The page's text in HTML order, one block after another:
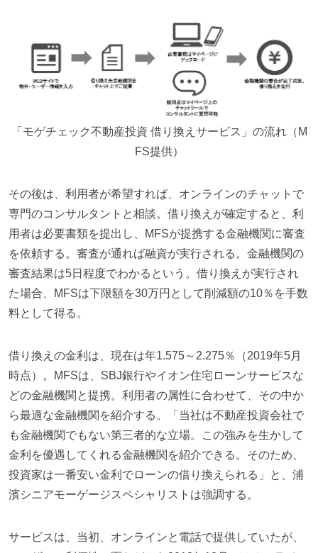
「モゲチェック不動産投資 借り換えサービス」の流れ（M
FS提供）
その後は、利用者が希望すれば、オンラインのチャットで
専門のコンサルタントと相談。借り換えが確定すると、利
用者は必要書類を提出し、MFSが提携する金融機関に審査
を依頼する。審査が通れば融資が実行される。金融機関の
審査結果は5日程度でわかるという。借り換えが実行され
た場合、MFSは下限額を30万円として削減額の10％を手数
料として得る。
借り換えの金利は、現在は年1.575～2.275％（2019年5月
時点）。MFSは、SBJ銀行やイオン住宅ローンサービスな
どの金融機関と提携。利用者の属性に合わせて、その中か
ら最適な金融機関を紹介する。「当社は不動産投資会社で
も金融機関でもない第三者的な立場。この強みを生かして
金利を優遇してくれる金融機関を紹介できる。そのため、
投資家は一番安い金利でローンの借り換えられる」と、浦
濱シニアモーゲージスペシャリストは強調する。
サービスは、当初、オンラインと電話で提供していたが、